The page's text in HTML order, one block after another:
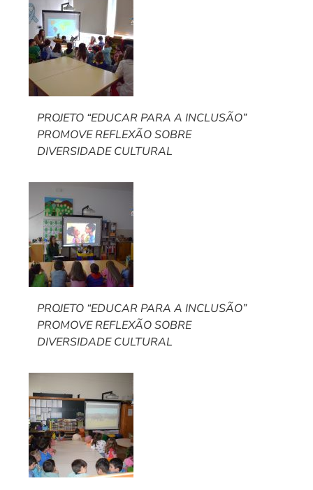
PROJETO “EDUCAR PARA A INCLUSÃO”
PROMOVE REFLEXÃO SOBRE
DIVERSIDADE CULTURAL
PROJETO “EDUCAR PARA A INCLUSÃO”
PROMOVE REFLEXÃO SOBRE
DIVERSIDADE CULTURAL